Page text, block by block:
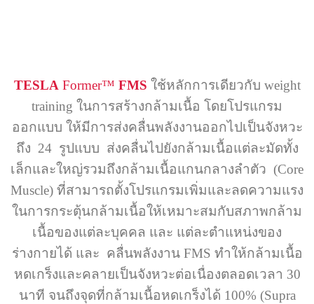
TESLA Former™ FMS ใช้หลักการเดียวกับ weight
training ในการสร้างกล้ามเนื้อ โดยโปรแกรม
ออกแบบ ให้มีการส่งคลื่นพลังงานออกไปเป็นจังหวะ
ถึง 24 รูปแบบ ส่งคลื่นไปยังกล้ามเนื้อแต่ละมัดทั้ง
เล็กและใหญ่รวมถึงกล้ามเนื้อแกนกลางลำตัว (Core
Muscle) ที่สามารถตั้งโปรแกรมเพิ่มและลดความแรง
ในการกระตุ้นกล้ามเนื้อให้เหมาะสมกับสภาพกล้าม
เนื้อของแต่ละบุคคล และ แต่ละตำแหน่งของ
ร่างกายได้ และ คลื่นพลังงาน FMS ทำให้กล้ามเนื้อ
หดเกร็งและคลายเป็นจังหวะต่อเนื่องตลอดเวลา 30
นาที จนถึงจุดที่กล้ามเนื้อหดเกร็งได้ 100% (Supra